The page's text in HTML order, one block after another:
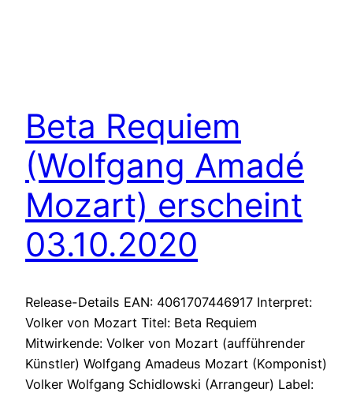
Beta Requiem
(Wolfgang Amadé
Mozart) erscheint
03.10.2020
Release-Details EAN: 4061707446917 Interpret:
Volker von Mozart Titel: Beta Requiem
Mitwirkende: Volker von Mozart (aufführender
Künstler) Wolfgang Amadeus Mozart (Komponist)
Volker Wolfgang Schidlowski (Arrangeur) Label: